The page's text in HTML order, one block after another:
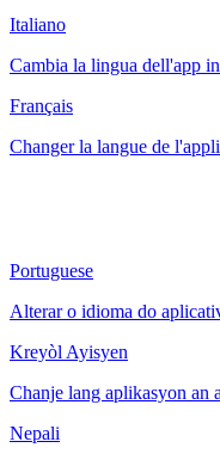
Italiano
Cambia la lingua dell'app
Français
Changer la langue de
Portuguese
Alterar o idioma do
Kreyòl Ayisyen
Chanje lang aplikasyon an
Nepali